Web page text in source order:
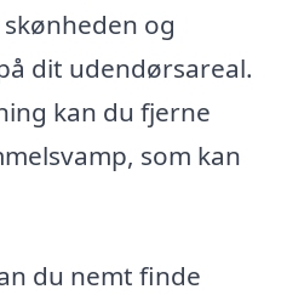
og
dit udendørsareal.
kan du fjerne
som kan
du nemt finde